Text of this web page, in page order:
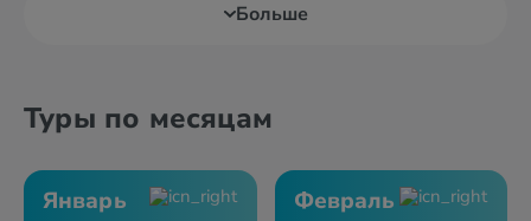
Больше
Туры по месяцам
Январь Февраль